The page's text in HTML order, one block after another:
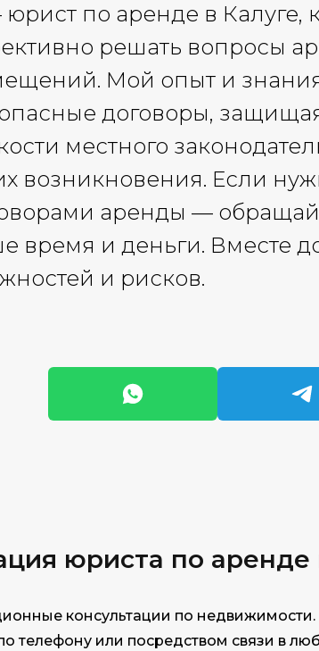
по аренде в Калуге,
решать вопросы
Мой опыт и
договоры,
местного
возникновения. Если
аренды —
время и деньги. Вместе
и рисков.
юриста по аренде
консультации по
телефону или посредством связи в